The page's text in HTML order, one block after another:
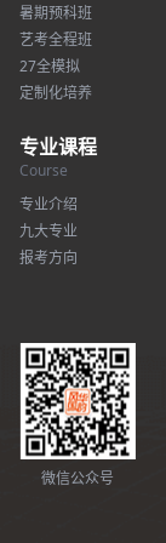
暑期预科班
艺考全程班
27全模拟
定制化培养
专业课程
Course
专业介绍
九大专业
报考方向
微信公众号